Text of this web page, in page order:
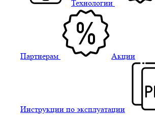
Технологии
Партнерам Акции
Инструкции по эксплуатации